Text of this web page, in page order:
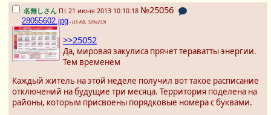
名無しさん Пт 21 июня 2013 10:10:18 №25056
28055602.jpg - (16 KB, 320x233)
>>25052
Да, мировая закулиса прячет тераватты энергии.
Тем временем
Каждый житель на этой неделе получил вот такое расписание
отключений на будущие три месяца. Территория поделена на
районы, которым присвоены порядковые номера с буквами.